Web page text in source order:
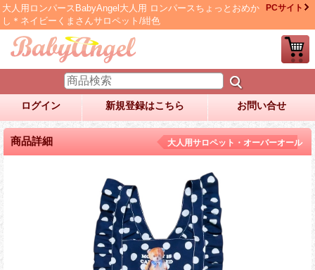
大人用ロンパースBabyAngel大人用 ロンパースちょっとおめか
し＊ネイビーくまさんサロペット/紺色
PCサイト
ログイン 新規登録はこちら お問い合せ
商品詳細 大人用サロペット・オーバーオール